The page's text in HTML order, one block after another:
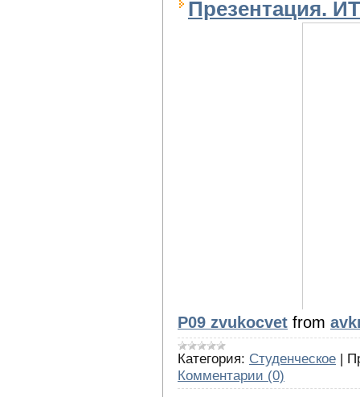
Презентация.
P09 zvukocvet from
Категория: Студенческое |
Комментарии (0)